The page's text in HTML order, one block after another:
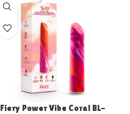
Fiery Power Vibe Coral BL-